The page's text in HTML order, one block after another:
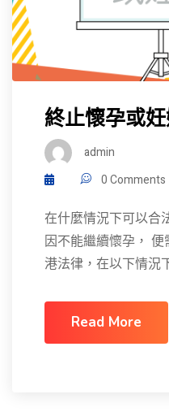
終止懷孕或
admin
0 Comments
在什麼情況下可以合
因不能繼續懷孕，
港法律，在以下情況
Read More